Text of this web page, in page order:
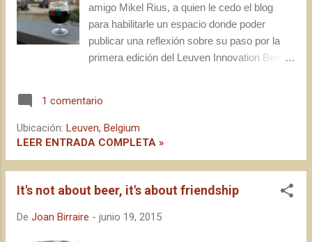
amigo Mikel Rius, a quien le cedo el blog
para habilitarle un espacio donde poder
publicar una reflexión sobre su paso por la
primera edición del Leuven Innovation Beer
birra! " It's not about beer, it's about friendship
" *. Con estas palabras, André concluyó su
pequeño discurso y acabó de repartir los
trozos de pastel. Se había guardado el
anunciarnos que era su aniversario hasta
entonces. Una sentida ovación y un sinfín de
cervecero, aunque él preferiría que le
1 comentario
Ubicación: Leuven, Belgium
LEER ENTRADA COMPLETA »
It's not about beer, it's about friendship
De Joan Birraire - junio 19, 2015